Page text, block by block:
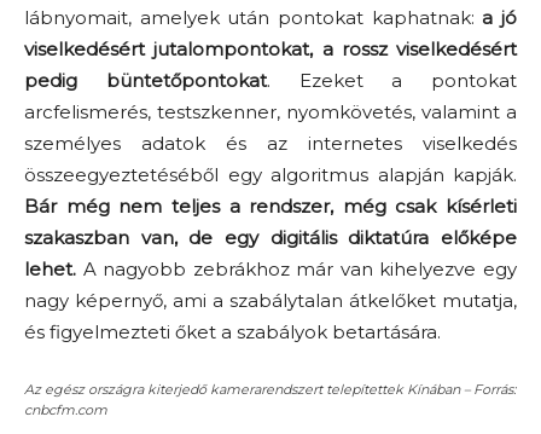
lábnyomait, amelyek után pontokat kaphatnak: a jó
viselkedésért jutalompontokat, a rossz viselkedésért
pedig büntetőpontokat. Ezeket a pontokat
arcfelismerés, testszkenner, nyomkövetés, valamint a
személyes adatok és az internetes viselkedés
összeegyeztetéséből egy algoritmus alapján kapják.
Bár még nem teljes a rendszer, még csak kísérleti
szakaszban van, de egy digitális diktatúra előképe
lehet. A nagyobb zebrákhoz már van kihelyezve egy
nagy képernyő, ami a szabálytalan átkelőket mutatja,
és figyelmezteti őket a szabályok betartására.
Az egész országra kiterjedő kamerarendszert telepítettek Kínában – Forrás:
cnbcfm.com